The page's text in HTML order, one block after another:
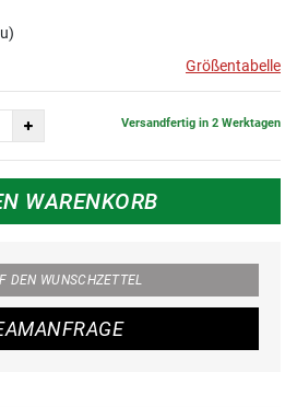
Größentabelle
Versandfertig in 2 Werktagen
WARENKORB
DEN WUNSCHZETTEL